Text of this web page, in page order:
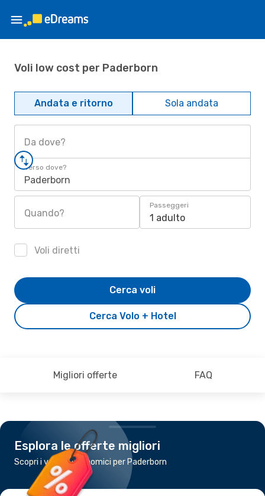
Voli low cost per Paderborn
Andata e ritorno Sola andata
Da dove?
Verso dove?
Paderborn
Quando?
Passeggeri
1 adulto
Voli diretti
Cerca Volo + Hotel
Cerca voli
Migliori offerte FAQ
Esplora le offerte migliori
Scopri i voli più economici per Paderborn